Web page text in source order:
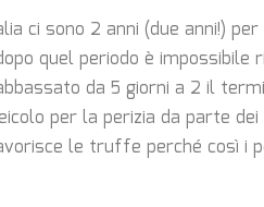
ci sono 2 anni (due anni!)
quel periodo è
da 5 giorni a 2 il
per la perizia da parte
le truffe perché così i